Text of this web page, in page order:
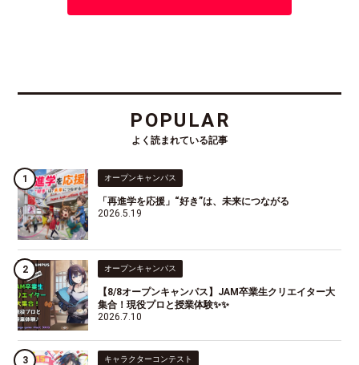
POPULAR
よく読まれている記事
オープンキャンパス
「再進学を応援」“好き”は、未来につながる
2026.5.19
オープンキャンパス
【8/8オープンキャンパス】JAM卒業生クリエイター大
集合！現役プロと授業体験✨✨
2026.7.10
キャラクターコンテスト